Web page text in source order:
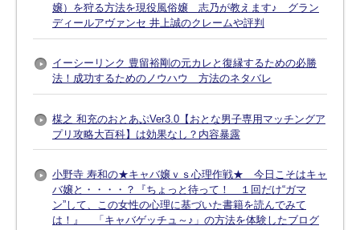
嬢）を狩る方法を現役風俗嬢 志乃が教えます♪ グラン
ディールアヴァンセ 井上誠のクレームや評判
イーシーリンク 豊留裕剛の元カレと復縁するための必勝
法！成功するためのノウハウ 方法のネタバレ
楳之 和充のおとあぷVer3.0【おとな男子専用マッチングア
プリ攻略大百科】は効果なし？内容暴露
小野寺 寿和の★キャバ嬢ｖｓ心理作戦★ 今日こそはキャ
バ嬢と・・・・？『ちょっと待って！ １回だけ“ガマ
ン”して、この女性の心理に基づいた書籍を読んでみて
は！』 「キャバゲッチュ～♪」の方法を体験したブログ